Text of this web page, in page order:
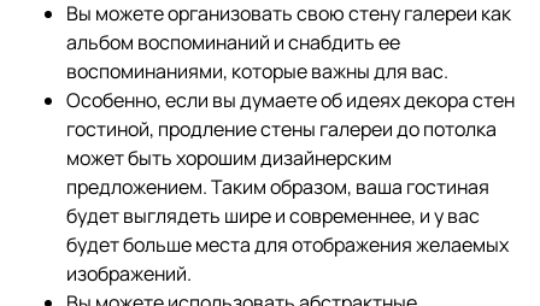
Вы можете организовать свою стену галереи как
альбом воспоминаний и снабдить ее
воспоминаниями, которые важны для вас.
Особенно, если вы думаете об идеях декора стен
гостиной, продление стены галереи до потолка
может быть хорошим дизайнерским
предложением. Таким образом, ваша гостиная
будет выглядеть шире и современнее, и у вас
будет больше места для отображения желаемых
изображений.